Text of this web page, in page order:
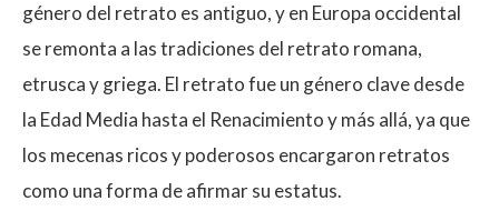
género del retrato es antiguo, y en Europa occidental
se remonta a las tradiciones del retrato romana,
etrusca y griega. El retrato fue un género clave desde
la Edad Media hasta el Renacimiento y más allá, ya que
los mecenas ricos y poderosos encargaron retratos
como una forma de afirmar su estatus.